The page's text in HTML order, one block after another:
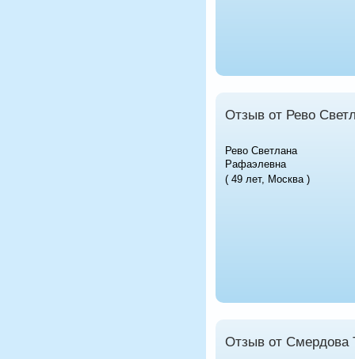
Отзыв от Рево
Рево Светлана
Рафаэлевна
( 49 лет, Москва )
Отзыв от Смердова